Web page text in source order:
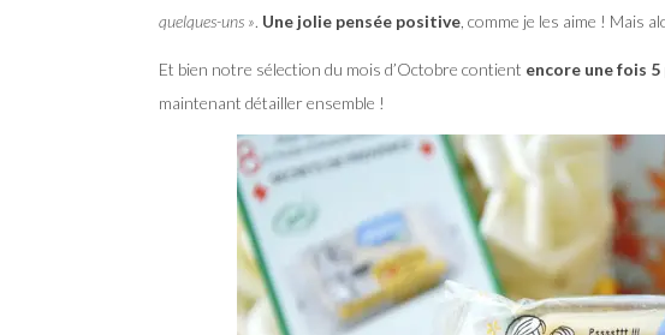
quelques-uns ». Une jolie pensée positive , comme je les aime ! Mais
Et bien notre sélection du mois d’Octobre contient encore une fois
maintenant détailler ensemble !